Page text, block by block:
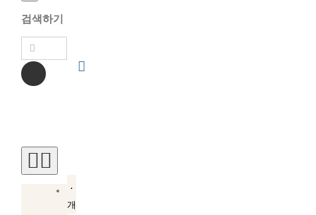
검색하기
Toggle
Navigation
소
개